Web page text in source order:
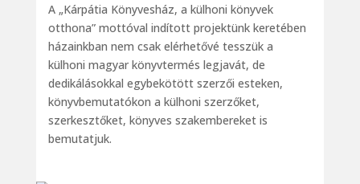
A „Kárpátia Könyvesház, a külhoni könyvek
otthona” mottóval indított projektünk keretében
házainkban nem csak elérhetővé tesszük a
külhoni magyar könyvtermés legjavát, de
dedikálásokkal egybekötött szerzői esteken,
könyvbemutatókon a külhoni szerzőket,
szerkesztőket, könyves szakembereket is
bemutatjuk.